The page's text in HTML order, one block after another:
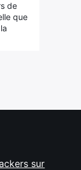
de
que
sur